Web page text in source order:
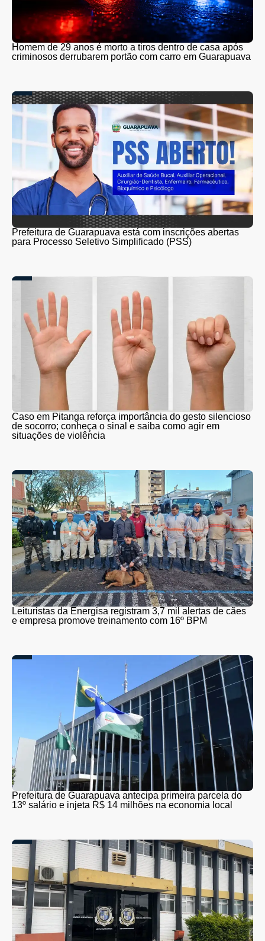
Homem de 29 anos é morto a tiros dentro de casa após
criminosos derrubarem portão com carro em Guarapuava
Prefeitura de Guarapuava está com inscrições abertas
para Processo Seletivo Simplificado (PSS)
Caso em Pitanga reforça importância do gesto silencioso
de socorro; conheça o sinal e saiba como agir em
situações de violência
Leituristas da Energisa registram 3,7 mil alertas de cães
e empresa promove treinamento com 16º BPM
Prefeitura de Guarapuava antecipa primeira parcela do
13º salário e injeta R$ 14 milhões na economia local